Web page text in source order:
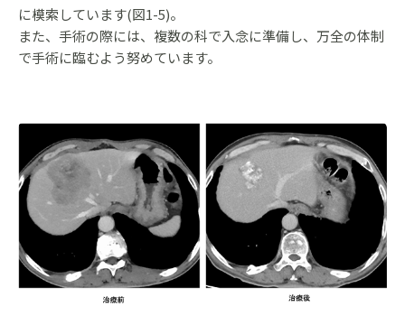
に模索しています(図1-5)。
また、手術の際には、複数の科で入念に準備し、万全の体制
で手術に臨むよう努めています。